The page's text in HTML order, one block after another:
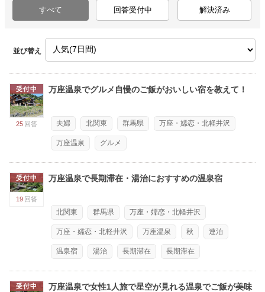
すべて 回答受付中 解決済み
並び替え
受付中
25 回答
万座温泉でグルメ自慢のご飯がおいしい宿を教えて！
夫婦 北関東 群馬県 万座・嬬恋・北軽井沢
万座温泉 グルメ
受付中
19 回答
万座温泉で長期滞在・湯治におすすめの温泉宿
北関東 群馬県 万座・嬬恋・北軽井沢
万座・嬬恋・北軽井沢 万座温泉 秋 連泊
温泉宿 湯治 長期滞在 長期滞在
受付中
万座温泉で女性1人旅で星空が見れる温泉でご飯が美味